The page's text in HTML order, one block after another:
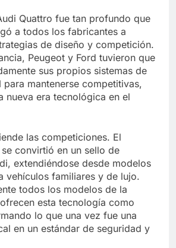
Quattro fue tan profundo que
a todos los fabricantes a
de diseño y competición.
Peugeot y Ford tuvieron que
sus propios sistemas de
mantenerse competitivas,
nueva era tecnológica en el
las competiciones. El
convirtió en un sello de
extendiéndose desde modelos
vehículos familiares y de lujo.
todos los modelos de la
esta tecnología como
lo que una vez fue una
en un estándar de seguridad y